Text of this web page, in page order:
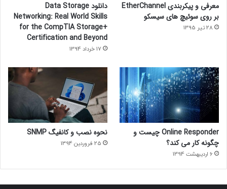
معرفی و پیکربندی EtherChannel
بر روی سوئیچ های سیسکو
28 تیر 1395
دانلود Data Storage
Networking: Real World Skills
for the CompTIA Storage+
Certification and Beyond
17 خرداد 1394
Online Responder چیست و
چگونه کار می کند؟
6 اردیبهشت 1394
نحوه نصب و کانفیگ SNMP
25 فروردین 1394